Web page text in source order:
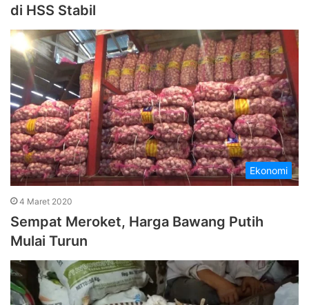
di HSS Stabil
Ekonomi
4 Maret 2020
Sempat Meroket, Harga Bawang Putih
Mulai Turun